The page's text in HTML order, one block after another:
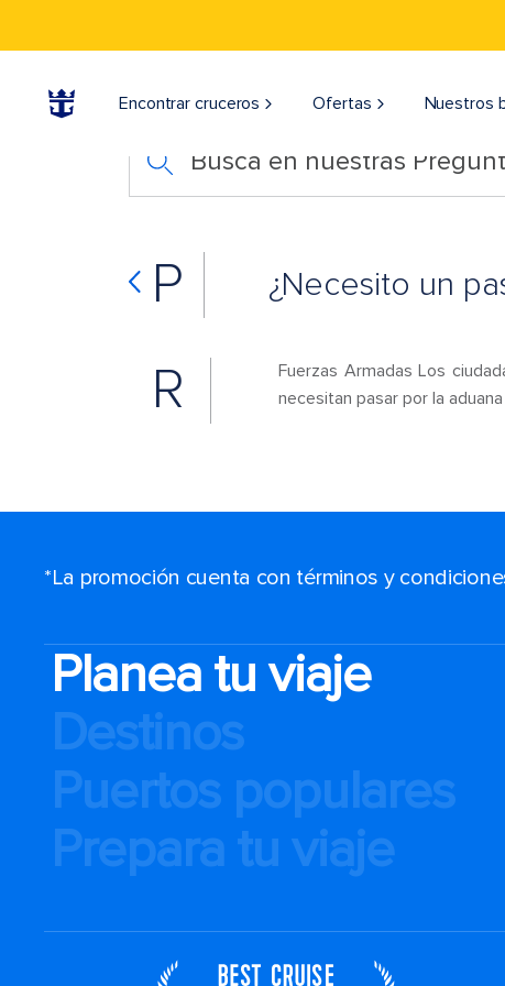
Encontrar cruceros Ofertas Nuestros
Busca en nuestras
P ¿Necesito un
R
Fuerzas Armadas Los
necesitan pasar por la
*La promoción cuenta con términos y
Planea tu viaje
Destinos
Puertos populares
Prepara tu viaje